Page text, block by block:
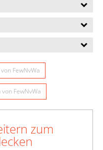
FewNvWa
FewNvWa
zum